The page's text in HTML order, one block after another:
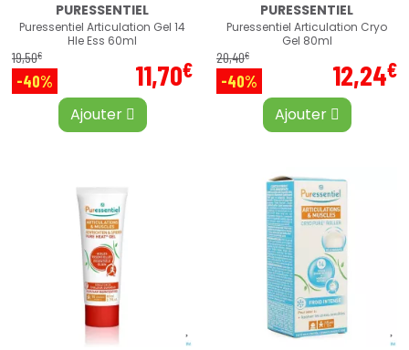
PURESSENTIEL
Puressentiel Articulation Gel 14
Hle Ess 60ml
19,50€
-40% 11,70€
Ajouter
PURESSENTIEL
Puressentiel Articulation Cryo
Gel 80ml
20,40€
-40% 12,24€
Ajouter